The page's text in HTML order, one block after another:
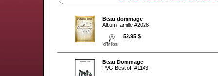
Beau dommage
Album famille #2028
52.95 $
Beau Dommage
PVG Best off #1143